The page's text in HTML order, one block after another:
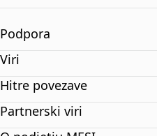
Podpora
Viri
Hitre povezave
Partnerski viri